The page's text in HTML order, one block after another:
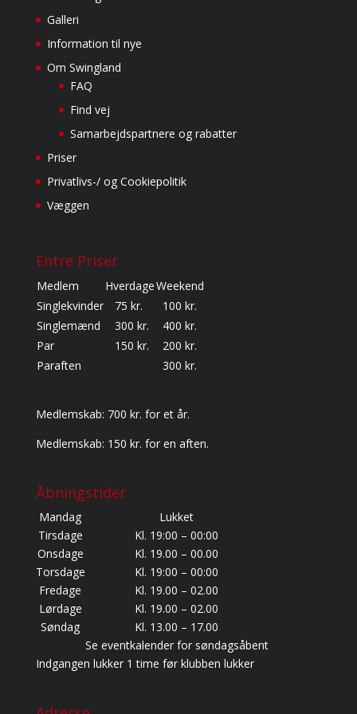
Galleri
Information til nye
Om Swingland
FAQ
Find vej
Samarbejdspartnere og rabatter
Priser
Privatlivs-/ og Cookiepolitik
Væggen
Entre Priser
Medlem HverdageWeekend
Singlekvinder
75 kr.
100 kr.
Singlemænd
300 kr.
400 kr.
Par
150 kr.
200 kr.
Paraften
300 kr.
Medlemskab: 700 kr. for et år.
Medlemskab: 150 kr. for en aften.
Åbningstider
Mandag
Lukket
Tirsdage
Kl. 19:00 – 00:00
Onsdage
Kl. 19.00 – 00.00
Torsdage
Kl. 19:00 – 00:00
Fredage
Kl. 19.00 – 02.00
Lørdage
Kl. 19.00 – 02.00
Søndag
Kl. 13.00 – 17.00
Se eventkalender for søndagsåbent
Indgangen lukker 1 time før klubben lukker